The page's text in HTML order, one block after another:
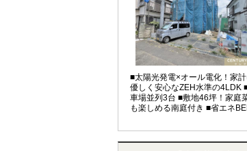
■太陽光発電×オール電化！家
優しく安心なZEH水準の4LDK
車場並列3台 ■敷地46坪！家庭
も楽しめる南庭付き ■省エネ